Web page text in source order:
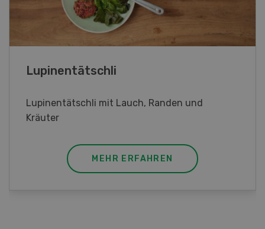
Frühlingsrollen
Frühlingsrollen mit Poulet
MEHR ERFAHREN